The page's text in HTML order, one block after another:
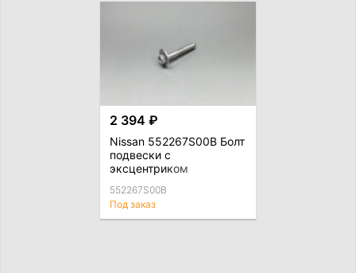
2 394 ₽
Nissan 552267S00B Болт
подвески с
эксцентриком
552267S00B
Под заказ